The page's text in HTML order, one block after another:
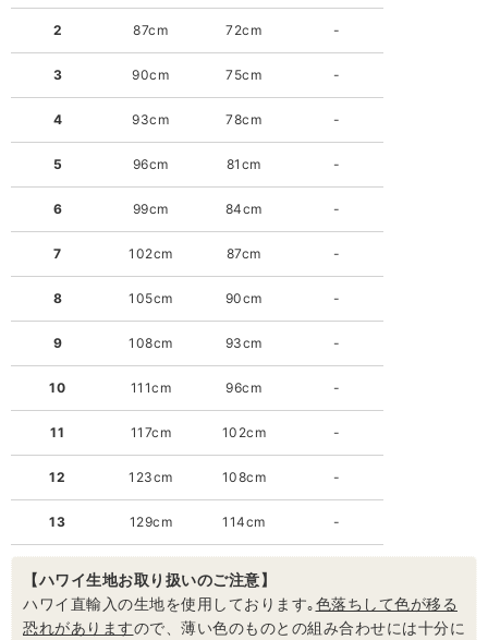
2
3
4
5
6
7
8
9
10
11
12
13
87cm
90cm
93cm
96cm
99cm
102cm
105cm
108cm
111cm
117cm
123cm
129cm
72cm
75cm
78cm
81cm
84cm
87cm
90cm
93cm
96cm
102cm
108cm
114cm
-
-
-
-
-
-
-
-
-
-
-
-
【ハワイ生地お取り扱いのご注意】
ハワイ直輸入の生地を使用しております｡色落ちして色が移る
恐れがありますので、薄い色のものとの組み合わせには十分に